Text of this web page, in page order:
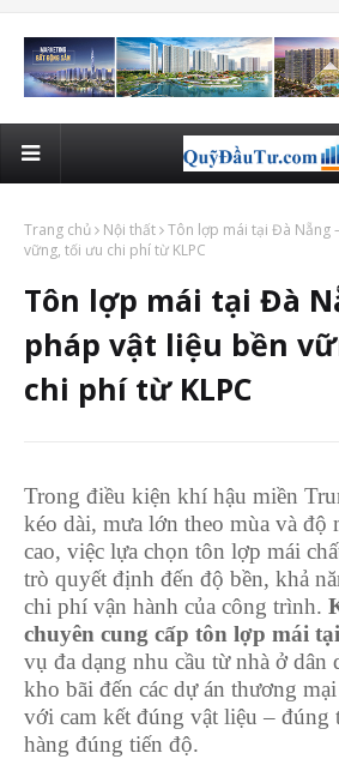
Trang chủ Nội thất Tôn lợp mái tại Đà Nẵng
vững, tối ưu chi phí từ KLPC
Tôn lợp mái tại Đà
pháp vật liệu bền
chi phí từ KLPC
Trong điều kiện khí hậu miền
kéo dài, mưa lớn theo mùa và độ
cao, việc lựa chọn tôn lợp mái
trò quyết định đến độ bền, khả
chi phí vận hành của công trình.
chuyên cung cấp tôn lợp mái
vụ đa dạng nhu cầu từ nhà ở dân
kho bãi đến các dự án thương
với cam kết đúng vật liệu – đúng
hàng đúng tiến độ.